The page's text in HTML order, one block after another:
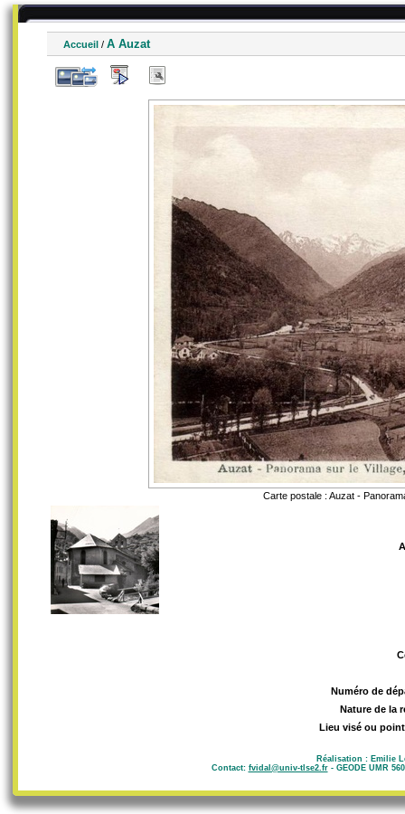
Accueil / A Auzat
Carte postale : Auzat -
Numéro de
Nature de la
Lieu visé ou
Réalisation : Emilie
Contact: fvidal@univ-tlse2.fr- GEODE UMR